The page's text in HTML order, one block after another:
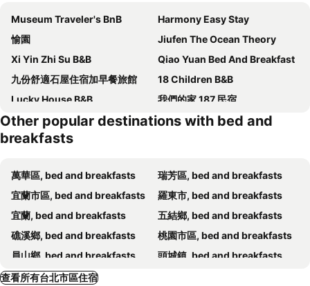
Museum Traveler's BnB
Harmony Easy Stay
愉園
Jiufen The Ocean Theory
Xi Yin Zhi Su B&B
Qiao Yuan Bed And Breakfast
九份舒適石屋住宿加早餐旅館
18 Children B&B
Lucky House B&B
我們的家 187 民宿
Jsl Hotel
Jiufen The Ore Inn
KyuFun Komachi
三才靈芝農場民宿
九份柳園民宿
Comfort & Convenience Your Life Escape
OwlStay Jiufen Green Ray - 故事所 山中夢遊 九份綠光
樂居 台北
Ximen Niania
紅色鐵門
Reishi Expert B And B
輕便露民宿
Forever Sunny B&b
Jiufen 35
Other popular destinations with bed and
breakfasts
萬華區, bed and breakfasts
瑞芳區, bed and breakfasts
宜蘭市區, bed and breakfasts
羅東市, bed and breakfasts
宜蘭, bed and breakfasts
五結鄉, bed and breakfasts
礁溪鄉, bed and breakfasts
桃園市區, bed and breakfasts
員山鄉, bed and breakfasts
頭城鎮, bed and breakfasts
三星鄉, bed and breakfasts
查看所有台北市區住宿